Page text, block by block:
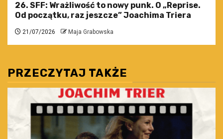
26. SFF: Wrażliwość to nowy punk. O „Reprise.
Od początku, raz jeszcze” Joachima Triera
21/07/2026 Maja Grabowska
PRZECZYTAJ TAKŻE